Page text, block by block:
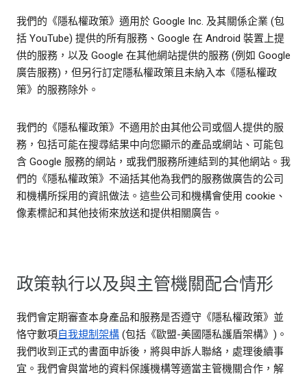
我們的《隱私權政策》適用於 Google Inc. 及其關係企業 (包
括 YouTube) 提供的所有服務、Google 在 Android 裝置上提
供的服務，以及 Google 在其他網站提供的服務 (例如 Google
廣告服務)，但另行訂定隱私權政策且未納入本《隱私權政
策》的服務除外。
我們的《隱私權政策》不適用於由其他公司或個人提供的服
務，包括可能在搜尋結果中向您顯示的產品或網站、可能包
含 Google 服務的網站，或我們服務所連結到的其他網站。我
們的《隱私權政策》不涵括其他為我們的服務做廣告的公司
和機構所採用的資訊做法。這些公司和機構會使用 cookie、
像素標記和其他技術來放送和提供相關廣告。
政策執行以及與主管機關配合情形
我們會定期審查本身產品和服務是否遵守《隱私權政策》並
恪守數項自我規制架構 (包括《歐盟-美國隱私護盾架構》)。
我們收到正式的書面申訴後，將與申訴人聯絡，處理後續事
宜。我們會與當地的資料保護機構等適當主管機關合作，解